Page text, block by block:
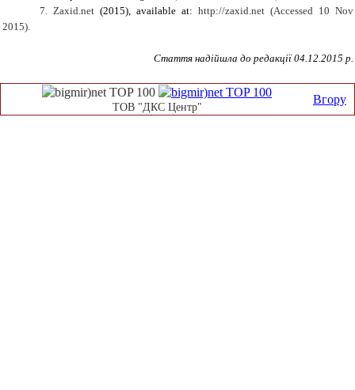
7. Zaxid.net (2015), available at:http://zaxid.net (Accessed 10 Nov
2015).
Стаття надійшла до редакції 04.12.2015 р.
Вгору
ТОВ "ДКС Центр"